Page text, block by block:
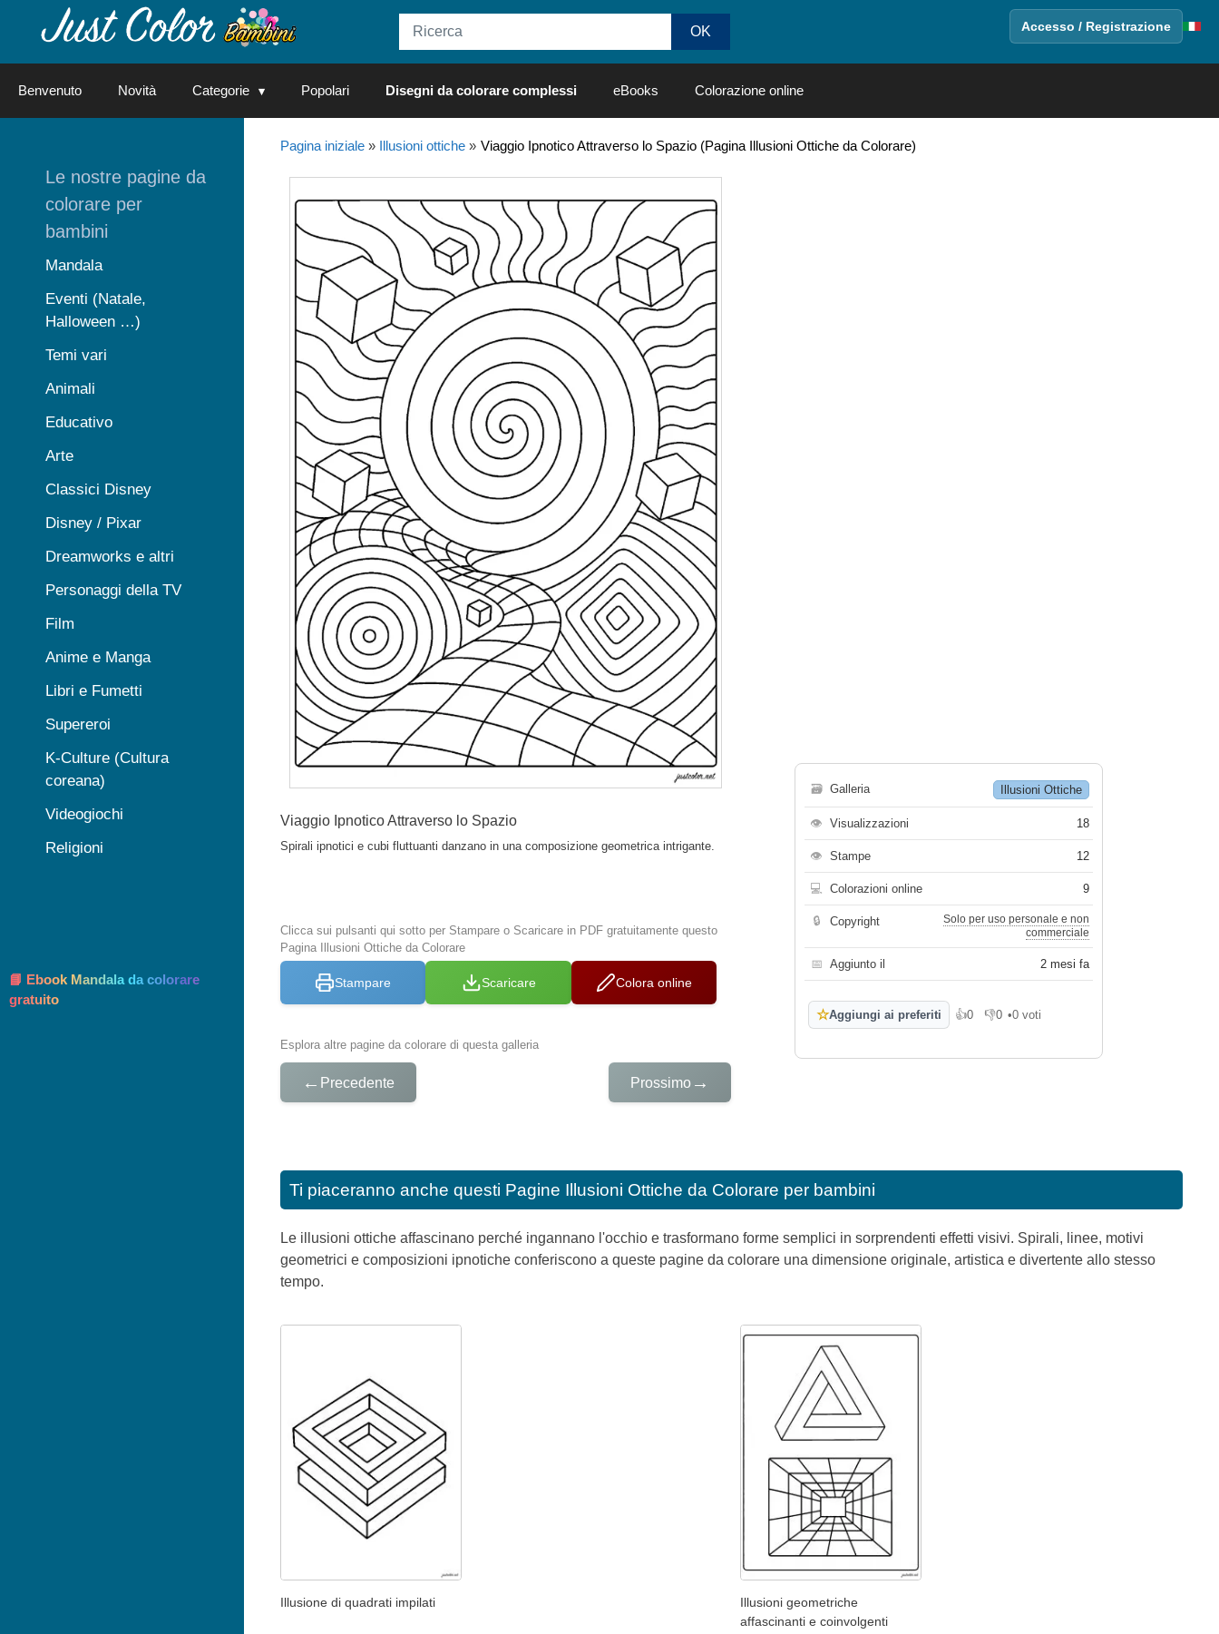
Accesso / Registrazione
Benvenuto Novità Categorie Popolari Disegni da colorare complessi eBooks Colorazione online
Pagina iniziale» Illusioni ottiche» Viaggio Ipnotico Attraverso lo Spazio (Pagina Illusioni Ottiche da Colorare)
Viaggio Ipnotico Attraverso lo Spazio
Spirali ipnotici e cubi fluttuanti danzano in una composizione geometrica intrigante.
Clicca sui pulsanti qui sotto per Stampare o Scaricare in PDF gratuitamente questo
Pagina Illusioni Ottiche da Colorare
Stampare Scaricare Colora online
Esplora altre pagine da colorare di questa galleria
← Precedente Prossimo →
🗃 Galleria Illusioni Ottiche
👁 Visualizzazioni 18
👁 Stampe 12
💻 Colorazioni online 9
🔒 Copyright
Solo per uso personale e non
commerciale
📅 Aggiunto il 2 mesi fa
☆Aggiungi ai preferiti 👍0
Mi piace
👎0
Non mi piace
•0 voti
Ti piaceranno anche questi Pagine Illusioni Ottiche da Colorare per bambini
Le illusioni ottiche affascinano perché ingannano l'occhio e trasformano forme semplici in sorprendenti effetti visivi. Spirali, linee, motivi
geometrici e composizioni ipnotiche conferiscono a queste pagine da colorare una dimensione originale, artistica e divertente allo stesso
tempo.
Illusione di quadrati impilati
Illusioni geometriche
affascinanti e coinvolgenti
Le nostre pagine da
colorare per
bambini
Mandala
Eventi (Natale,
Halloween …)
Temi vari
Animali
Educativo
Arte
Classici Disney
Disney / Pixar
Dreamworks e altri
Personaggi della TV
Film
Anime e Manga
Libri e Fumetti
Supereroi
K-Culture (Cultura
coreana)
Videogiochi
Religioni
📘 Ebook Mandala da colorare
gratuito